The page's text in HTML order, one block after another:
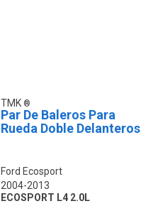
TMK
Par De Baleros Para
Rueda Doble Delanteros
Ford Ecosport
2004-2013
ECOSPORT L4 2.0L